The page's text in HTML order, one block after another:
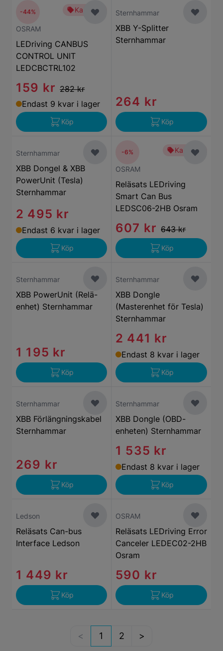
Kampanj
OSRAM
LEDriving CANBUS
CONTROL UNIT
LEDCBCTRL102
159 kr 282 kr
-44%
Endast 9 kvar i lager
Köp
Sternhammar
XBB Y-Splitter
Sternhammar
264 kr
Köp
Sternhammar
XBB Dongel & XBB
PowerUnit (Tesla)
Sternhammar
2 495 kr
Endast 6 kvar i lager
Köp
Kampanj
OSRAM
Reläsats LEDriving
Smart Can Bus
LEDSC06-2HB Osram
607 kr 643 kr
-6%
Köp
Sternhammar
XBB PowerUnit (Relä-
enhet) Sternhammar
1 195 kr
Köp
Sternhammar
XBB Dongle
(Masterenhet för Tesla)
Sternhammar
2 441 kr
Endast 8 kvar i lager
Köp
Sternhammar
XBB Förlängningskabel
Sternhammar
269 kr
Köp
Sternhammar
XBB Dongle (OBD-
enheten) Sternhammar
1 535 kr
Endast 8 kvar i lager
Köp
Ledson
Reläsats Can-bus
Interface Ledson
1 449 kr
Köp
OSRAM
Reläsats LEDriving Error
Canceler LEDEC02-2HB
Osram
590 kr
Köp
1 2